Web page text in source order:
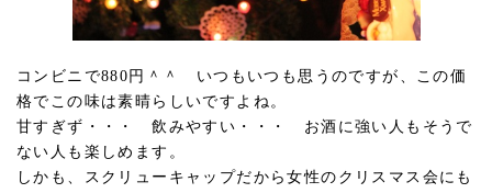
コンビニで880円＾＾ いつもいつも思うのですが、この価
格でこの味は素晴らしいですよね。
甘すぎず・・・ 飲みやすい・・・ お酒に強い人もそうで
ない人も楽しめます。
しかも、スクリューキャップだから女性のクリスマス会にも